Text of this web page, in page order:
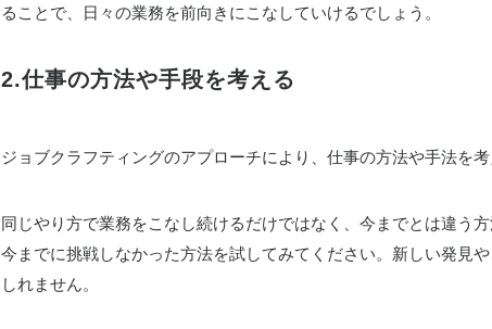
ることで、日々の業務を前向きにこなしていけるでしょう。
2.仕事の方法や手段を考える
ジョブクラフティングのアプローチにより、仕事の方法や手法を考
同じやり方で業務をこなし続けるだけではなく、今までとは違う
今までに挑戦しなかった方法を試してみてください。新しい発見
しれません。